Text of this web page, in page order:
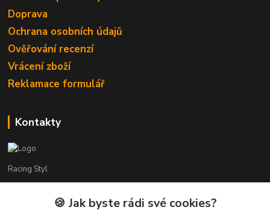
Doprava
Ochrana osobních údajů
Ověřování recenzí
Vrácení zboží
Reklamace formulář
Kontakty
Racing Styl
Karel Muláček🍪 Jak byste rádi své cookies?